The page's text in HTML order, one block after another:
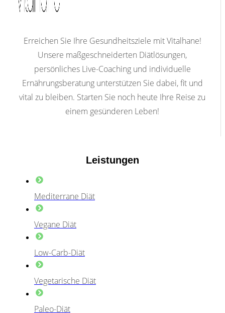
Erreichen Sie Ihre Gesundheitsziele mit Vitalhane!
Unsere maßgeschneiderten Diätlösungen,
persönliches Live-Coaching und individuelle
Ernährungsberatung unterstützen Sie dabei, fit und
vital zu bleiben. Starten Sie noch heute Ihre Reise zu
einem gesünderen Leben!
Leistungen
Mediterrane Diät
Vegane Diät
Low-Carb-Diät
Vegetarische Diät
Paleo-Diät